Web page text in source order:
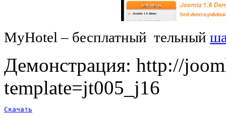
MyHotel – бесплатный тельный
Демонстрация: http://
template=jt005_j16
Скачать